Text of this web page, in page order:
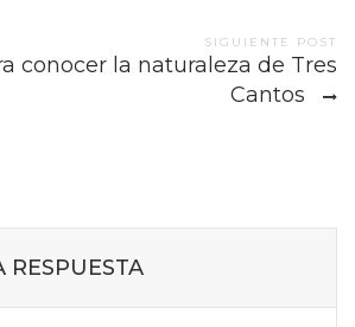
SIGUIENTE POST
conocer la naturaleza de Tres
Cantos
RESPUESTA